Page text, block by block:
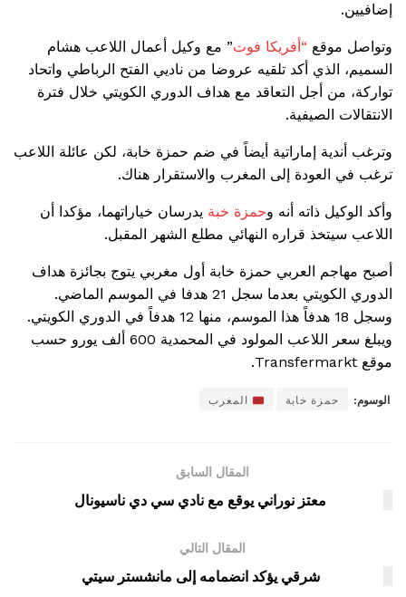
إضافيين.
وتواصل موقع “أفريكا فوت” مع وكيل أعمال اللاعب هشام
السميم، الذي أكد تلقيه عروضا من ناديي الفتح الرباطي واتحاد
تواركة، من أجل التعاقد مع هداف الدوري الكويتي خلال فترة
الانتقالات الصيفية.
وترغب أندية إماراتية أيضاً في ضم حمزة خابة، لكن عائلة اللاعب
ترغب في العودة إلى المغرب والاستقرار هناك.
وأكد الوكيل ذاته أنه وحمزة خبة يدرسان خياراتهما، مؤكدا أن
اللاعب سيتخذ قراره النهائي مطلع الشهر المقبل.
أصبح مهاجم العربي حمزة خابة أول مغربي يتوج بجائزة هداف
الدوري الكويتي بعدما سجل 21 هدفا في الموسم الماضي.
وسجل 18 هدفاً هذا الموسم، منها 12 هدفاً في الدوري الكويتي.
ويبلغ سعر اللاعب المولود في المحمدية 600 ألف يورو حسب
موقع Transfermarkt.
الوسوم: حمزة خابة المغرب
المقال السابق
معتز نوراني يوقع مع نادي سي دي ناسيونال
المقال التالي
شرقي يؤكد انضمامه إلى مانشستر سيتي